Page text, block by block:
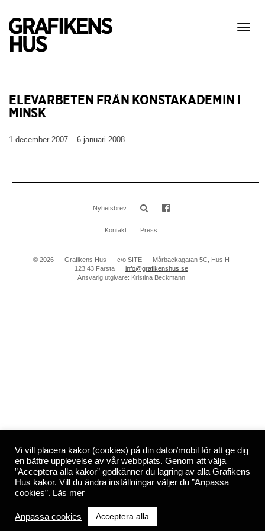
Visa
ELEVARBETEN FRÅN KONSTAKADEMIN I
MINSK
1 december 2007 – 6 januari 2008
Nyhetsbrev
Kontakt Press
© 2026 Grafikens Hus c/o SITE
Mårbackagatan 5C, Hus H
123 43 Farsta
info@grafikenshus.se
Ansvarig utgivare: Kristina Beckmann
Vi vill placera kakor (cookies) på din dator/mobil för att ge dig
en bättre upplevelse av vår webbplats. Genom att välja
”Acceptera alla kakor” godkänner du lagring av alla Grafikens
Hus kakor. Vill du ändra inställningar väljer du ”Anpassa
cookies”. Läs mer
Anpassa cookies Acceptera alla